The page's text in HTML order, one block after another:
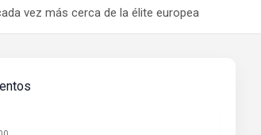
vez más cerca de la élite europea